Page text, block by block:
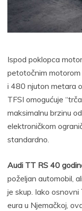
Ispod poklopca
petotočnim
i 480 njuton metara
TFSI omogućuje
maksimalnu brzinu
elektroničkom
standardno.
Audi TT RS 40
poželjan automobil,
je skup. Iako osnovni
eura u Njemačkoj,